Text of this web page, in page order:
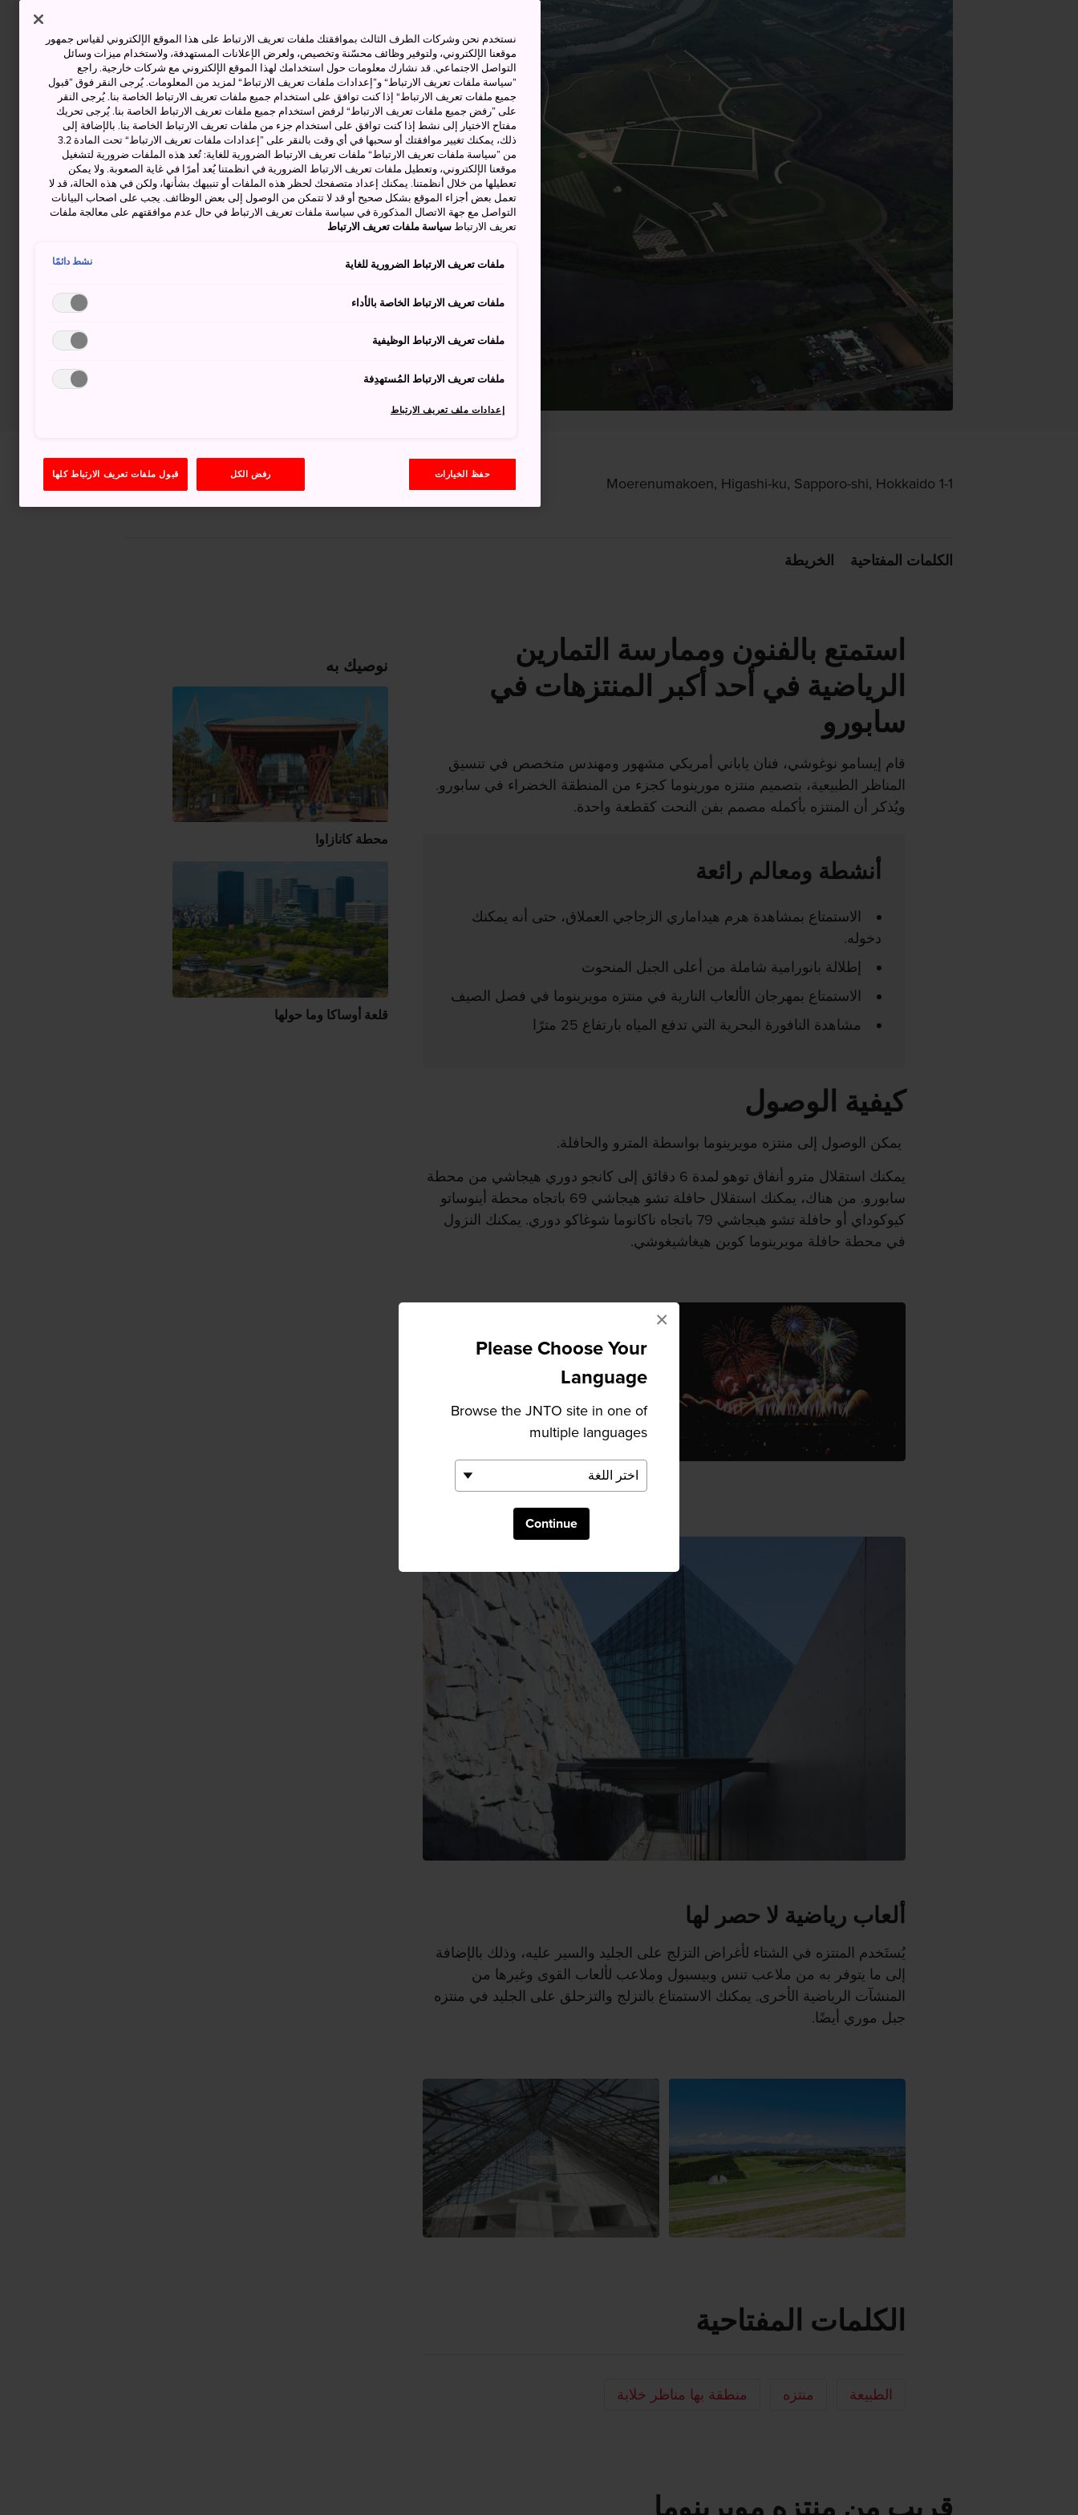
Please Choose Your
Language
Browse the JNTO site in one of
multiple languages
Continue
×
1-1 Moerenumakoen, Higashi-ku, Sapporo-shi, Hokkaido
عرض على خرائط غوغل (Google Maps)
الكلمات المفتاحية الخريطة
استمتع بالفنون وممارسة التمارين
الرياضية في أحد أكبر المنتزهات في
سابورو
قام إيسامو نوغوشي، فنان ياباني أمريكي مشهور ومهندس متخصص في تنسيق
المناظر الطبيعية، بتصميم منتزه مورينوما كجزء من المنطقة الخضراء في سابورو.
ويُذكر أن المنتزه بأكمله مصمم بفن النحت كقطعة واحدة.
أنشطة ومعالم رائعة
الاستمتاع بمشاهدة هرم هيداماري الزجاجي العملاق، حتى أنه يمكنك
دخوله.
إطلالة بانورامية شاملة من أعلى الجبل المنحوت
الاستمتاع بمهرجان الألعاب النارية في منتزه مويرينوما في فصل الصيف
مشاهدة النافورة البحرية التي تدفع المياه بارتفاع 25 مترًا
كيفية الوصول
يمكن الوصول إلى منتزه مويرينوما بواسطة المترو والحافلة.
يمكنك استقلال مترو أنفاق توهو لمدة 6 دقائق إلى كانجو دوري هيجاشي من محطة
سابورو. من هناك، يمكنك استقلال حافلة تشو هيجاشي 69 باتجاه محطة أينوساتو
كيوكوداي أو حافلة تشو هيجاشي 79 باتجاه ناكانوما شوغاكو دوري. يمكنك النزول
في محطة حافلة مويرينوما كوين هيغاشيغوشي.
ألعاب رياضية لا حصر لها
يُستَخدم المنتزه في الشتاء لأغراض التزلج على الجليد والسير عليه، وذلك بالإضافة
إلى ما يتوفر به من ملاعب تنس وبيسبول وملاعب لألعاب القوى وغيرها من
المنشآت الرياضية الأخرى. يمكنك الاستمتاع بالتزلج والتزحلق على الجليد في منتزه
جبل موري أيضًا.
الكلمات المفتاحية
الطبيعة منتزه منطقة بها مناظر خلابة
نوصيك به
محطة كانازاوا
قلعة أوساكا وما حولها
نستخدم نحن وشركات الطرف الثالث بموافقتك ملفات تعريف الارتباط على هذا الموقع الإلكتروني لقياس جمهور
موقعنا الإلكتروني، ولتوفير وظائف محسّنة وتخصيص، ولعرض الإعلانات المستهدفة، ولاستخدام ميزات وسائل
التواصل الاجتماعي. قد نشارك معلومات حول استخدامك لهذا الموقع الإلكتروني مع شركات خارجية. راجع
”سياسة ملفات تعريف الارتباط“ و”إعدادات ملفات تعريف الارتباط“ لمزيد من المعلومات. يُرجى النقر فوق ”قبول
جميع ملفات تعريف الارتباط“ إذا كنت توافق على استخدام جميع ملفات تعريف الارتباط الخاصة بنا. يُرجى النقر
على ”رفض جميع ملفات تعريف الارتباط“ لرفض استخدام جميع ملفات تعريف الارتباط الخاصة بنا. يُرجى تحريك
مفتاح الاختيار إلى نشط إذا كنت توافق على استخدام جزء من ملفات تعريف الارتباط الخاصة بنا. بالإضافة إلى
ذلك، يمكنك تغيير موافقتك أو سحبها في أي وقت بالنقر على ”إعدادات ملفات تعريف الارتباط“ تحت المادة 3.2
من ”سياسة ملفات تعريف الارتباط“ ملفات تعريف الارتباط الضرورية للغاية: تُعد هذه الملفات ضرورية لتشغيل
موقعنا الإلكتروني، وتعطيل ملفات تعريف الارتباط الضرورية في انظمتنا يُعد أمرًا في غاية الصعوبة. ولا يمكن
تعطيلها من خلال أنظمتنا. يمكنك إعداد متصفحك لحظر هذه الملفات أو تنبيهك بشأنها، ولكن في هذه الحالة، قد لا
تعمل بعض أجزاء الموقع بشكل صحيح أو قد لا تتمكن من الوصول إلى بعض الوظائف. يجب على اصحاب البيانات
التواصل مع جهة الاتصال المذكورة في سياسة ملفات تعريف الارتباط في حال عدم موافقتهم على معالجة ملفات
تعريف الارتباط سياسة ملفات تعريف الارتباط
ملفات تعريف الارتباط الضرورية للغاية نشط دائمًا
ملفات تعريف الارتباط الخاصة بالأداء
ملفات تعريف الارتباط الوظيفية
ملفات تعريف الارتباط المُستهدِفة
إعدادات ملف تعريف الارتباط
حفظ الخيارات رفض الكل قبول ملفات تعريف الارتباط كلها